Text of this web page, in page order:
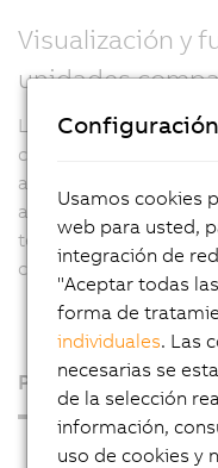
Visualización y
unidades
Los paneles de
combinación con un
automatizar
abarca desde
terminales gráficos
caracteres). El
Productos
PCs industriales
Usamos cookies
web para usted,
integración de
"Aceptar todas
forma de
individuales. Las
necesarias se
de la selección
información,
uso de cookies y